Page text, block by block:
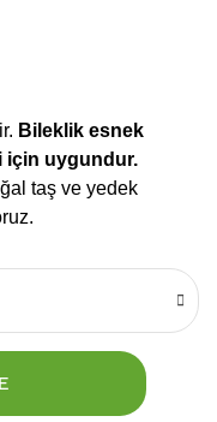
Bileklik esnek
için uygundur.
taş ve yedek